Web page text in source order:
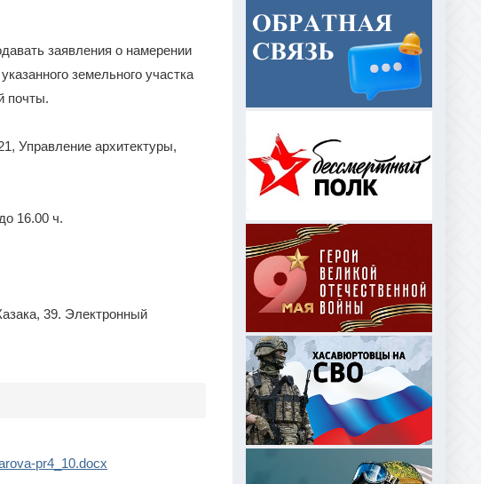
заявления о намерении
земельного участка
почты.
Управление архитектуры,
16.00 ч.
39. Электронный
pr4_10.docx